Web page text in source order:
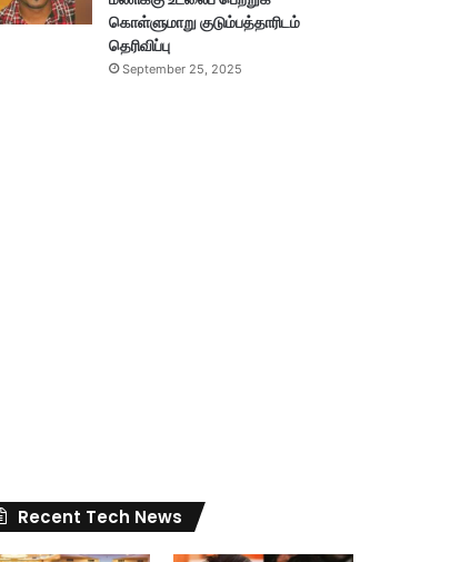
கொள்ளுமாறு குடும்பத்தாரிடம்
தெரிவிப்பு
September 25, 2025
Recent Tech News